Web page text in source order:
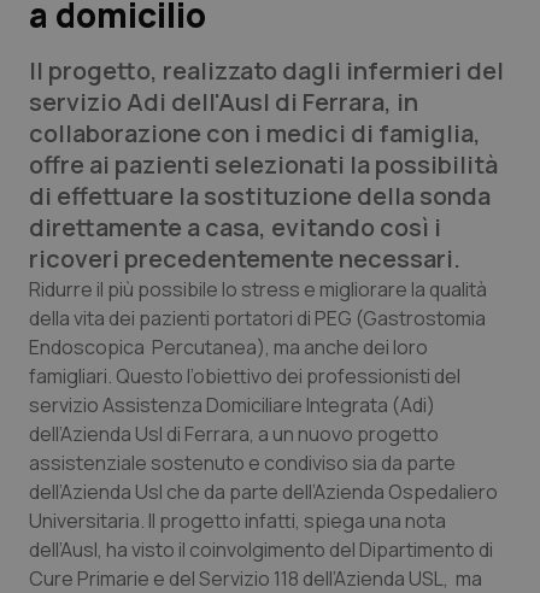
Lettere al direttore
Edizioni Regionali
QS Pro
Professionisti Sanitari.AI
Abruzzo
Basilicata
Calabria
Campania
Emilia-Romagna
QS Pro Gold
Artrite & artrosi
Asma & BPCO
Car-T
Colesterolo & coronaropatie
QS Club Newsletter
a domicilio
Il progetto, realizzato dagli infermieri del
servizio Adi dell'Ausl di Ferrara, in
collaborazione con i medici di famiglia,
offre ai pazienti selezionati la possibilità
di effettuare la sostituzione della sonda
direttamente a casa, evitando così i
ricoveri precedentemente necessari.
Ridurre il più possibile lo stress e migliorare la qualità
della vita dei pazienti portatori di PEG (Gastrostomia
Endoscopica Percutanea), ma anche dei loro
famigliari. Questo l’obiettivo dei professionisti del
servizio Assistenza Domiciliare Integrata (Adi)
dell’Azienda Usl di Ferrara, a un nuovo progetto
assistenziale sostenuto e condiviso sia da parte
dell’Azienda Usl che da parte dell’Azienda Ospedaliero
Universitaria. Il progetto infatti, spiega una nota
dell’Ausl, ha visto il coinvolgimento del Dipartimento di
Cure Primarie e del Servizio 118 dell’Azienda USL, ma